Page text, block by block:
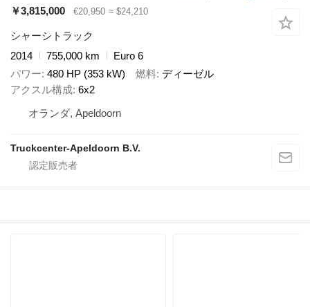
￥3,815,000 €20,950 ≈ $24,210
シャーシトラック
2014
755,000 km
Euro 6
パワー 480 HP (353 kW) 燃料 ディーゼル
アクスル構成 6x2
オランダ, Apeldoorn
Truckcenter-Apeldoorn B.V.